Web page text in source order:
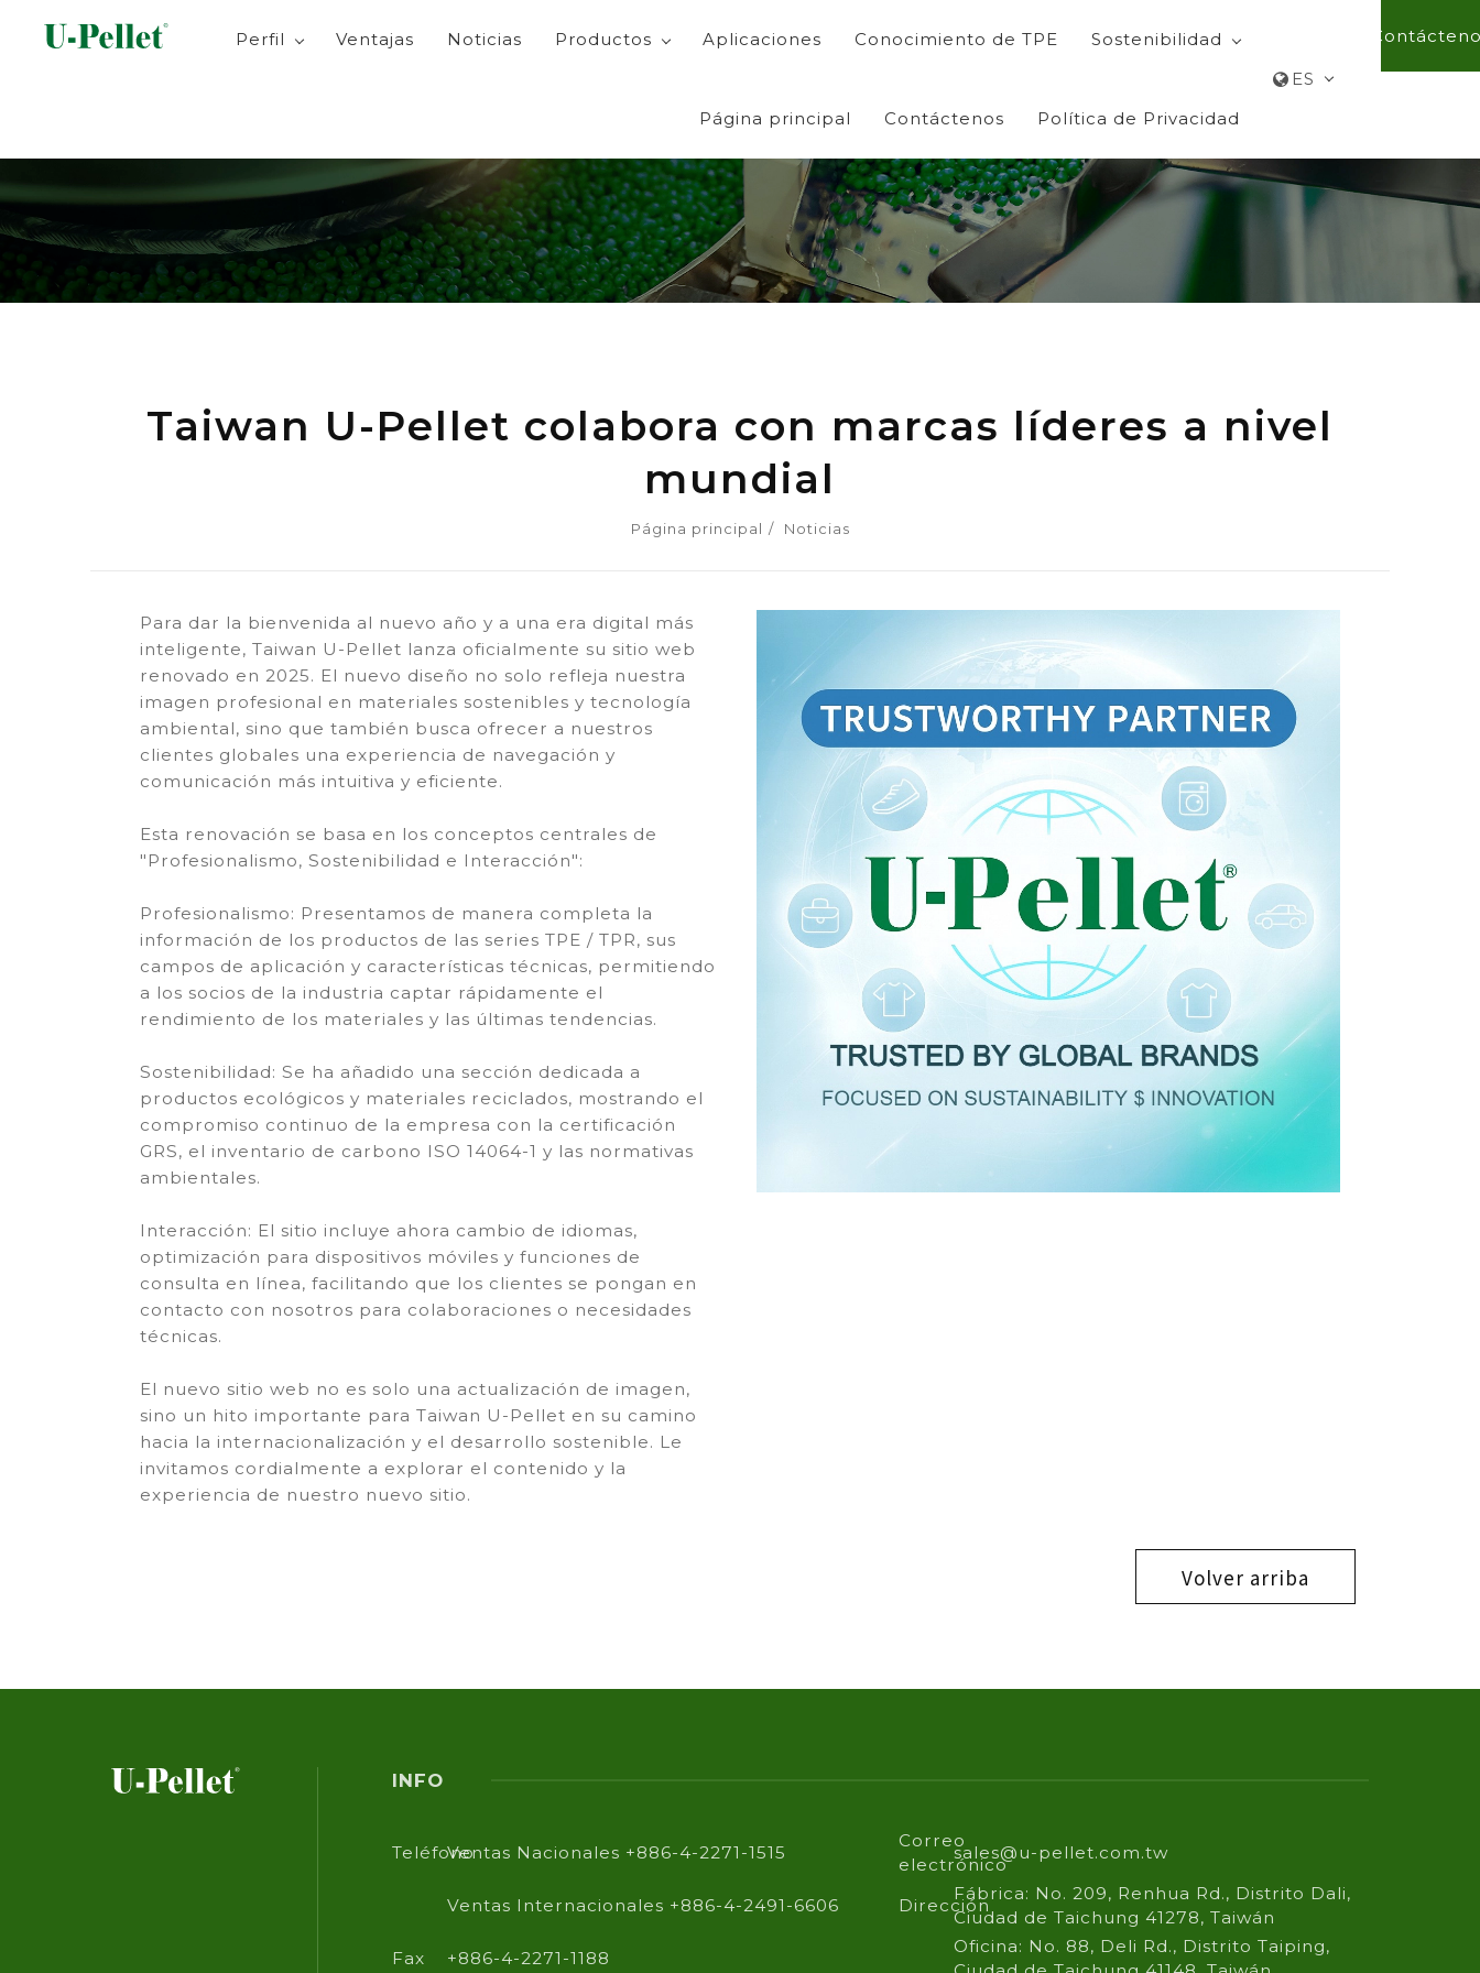
Perfil Ventajas Noticias Productos Aplicaciones Conocimiento de TPE Sostenibilidad
Página principal Contáctenos Política de Privacidad
ES
Taiwan U-Pellet colabora con marcas líderes a nivel
mundial
Página principal Noticias
Para dar la bienvenida al nuevo año y a una era digital más
inteligente, Taiwan U-Pellet lanza oficialmente su sitio web
renovado en 2025. El nuevo diseño no solo refleja nuestra
imagen profesional en materiales sostenibles y tecnología
ambiental, sino que también busca ofrecer a nuestros
clientes globales una experiencia de navegación y
comunicación más intuitiva y eficiente.
Esta renovación se basa en los conceptos centrales de
"Profesionalismo, Sostenibilidad e Interacción":
Profesionalismo: Presentamos de manera completa la
información de los productos de las series TPE / TPR, sus
campos de aplicación y características técnicas, permitiendo
a los socios de la industria captar rápidamente el
rendimiento de los materiales y las últimas tendencias.
Sostenibilidad: Se ha añadido una sección dedicada a
productos ecológicos y materiales reciclados, mostrando el
compromiso continuo de la empresa con la certificación
GRS, el inventario de carbono ISO 14064-1 y las normativas
ambientales.
Interacción: El sitio incluye ahora cambio de idiomas,
optimización para dispositivos móviles y funciones de
consulta en línea, facilitando que los clientes se pongan en
contacto con nosotros para colaboraciones o necesidades
técnicas.
El nuevo sitio web no es solo una actualización de imagen,
sino un hito importante para Taiwan U-Pellet en su camino
hacia la internacionalización y el desarrollo sostenible. Le
invitamos cordialmente a explorar el contenido y la
experiencia de nuestro nuevo sitio.
Volver arriba
INFO
TeléfonoVentas Nacionales +886-4-2271-1515
Ventas Internacionales +886-4-2491-6606
Fax +886-4-2271-1188
Correo
electrónico
sales@u-pellet.com.tw
Dirección
Fábrica: No. 209, Renhua Rd., Distrito Dali,
Ciudad de Taichung 41278, Taiwán
Oficina: No. 88, Deli Rd., Distrito Taiping,